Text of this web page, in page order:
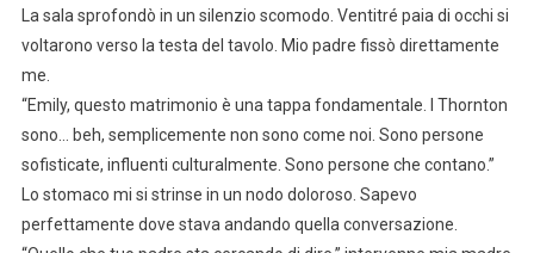
La sala sprofondò in un silenzio scomodo. Ventitré paia di occhi si
voltarono verso la testa del tavolo. Mio padre fissò direttamente
me.
“Emily, questo matrimonio è una tappa fondamentale. I Thornton
sono… beh, semplicemente non sono come noi. Sono persone
sofisticate, influenti culturalmente. Sono persone che contano.”
Lo stomaco mi si strinse in un nodo doloroso. Sapevo
perfettamente dove stava andando quella conversazione.